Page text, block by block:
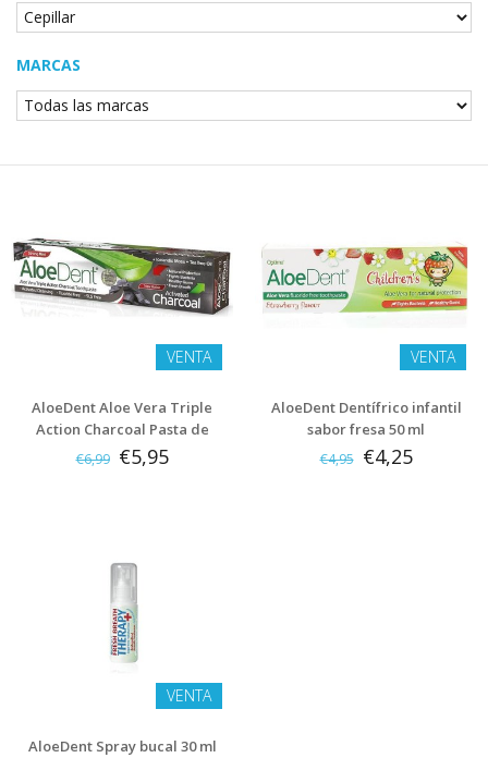
MARCAS
VENTA
AloeDent Aloe Vera Triple
Action Charcoal Pasta de
dientes 100 ml
€6,99 €5,95
VENTA
AloeDent Dentífrico infantil
sabor fresa 50 ml
€4,95 €4,25
VENTA
AloeDent Spray bucal 30 ml